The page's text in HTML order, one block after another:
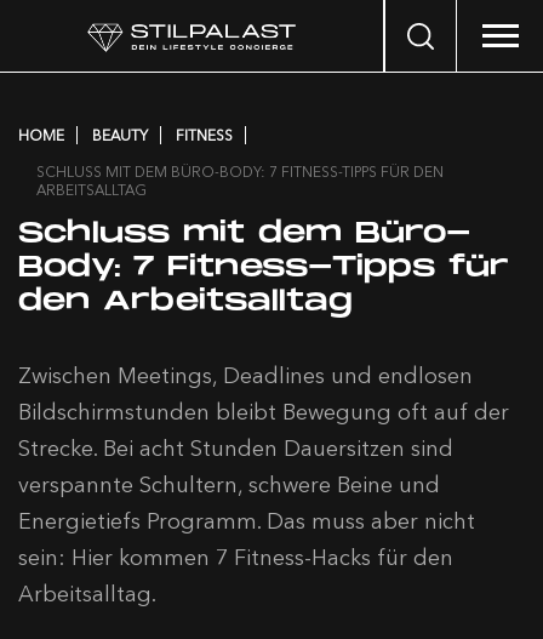
Search
HOME BEAUTY
FITNESS
SCHLUSS MIT DEM BÜRO-BODY: 7 FITNESS-TIPPS FÜR DEN
ARBEITSALLTAG
Schluss mit dem Büro-
Body: 7 Fitness-Tipps für
den Arbeitsalltag
Zwischen Meetings, Deadlines und endlosen
Bildschirmstunden bleibt Bewegung oft auf der
Strecke. Bei acht Stunden Dauersitzen sind
verspannte Schultern, schwere Beine und
Energietiefs Programm. Das muss aber nicht
sein: Hier kommen 7 Fitness-Hacks für den
Arbeitsalltag.